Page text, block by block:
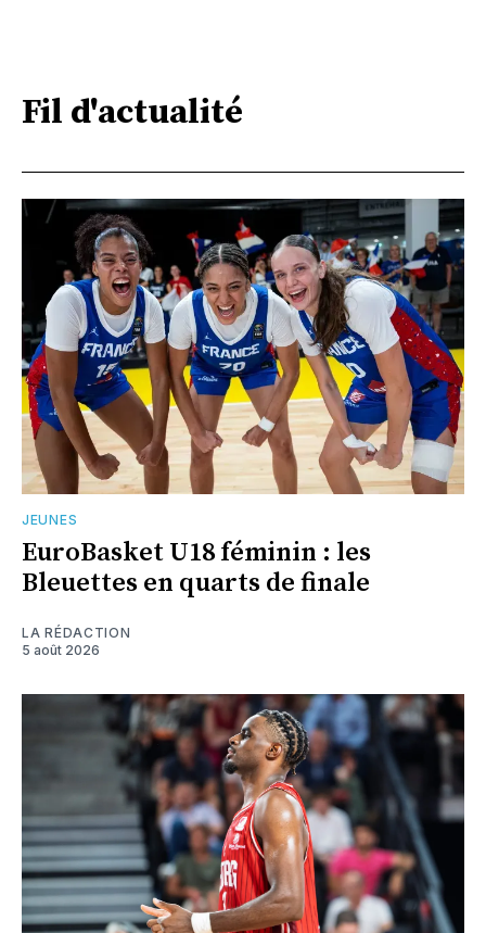
Fil d'actualité
JEUNES
EuroBasket U18 féminin : les
Bleuettes en quarts de finale
LA RÉDACTION
5 août 2026